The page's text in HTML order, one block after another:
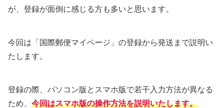
が、登録が面倒に感じる方も多いと思います。
今回は「国際郵便マイページ」の登録から発送まで説明い
たします。
登録の際、パソコン版とスマホ版で若干入力方法が異なる
ため、 今回はスマホ版の操作方法を説明いたします。